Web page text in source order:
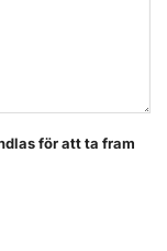
för att ta fram